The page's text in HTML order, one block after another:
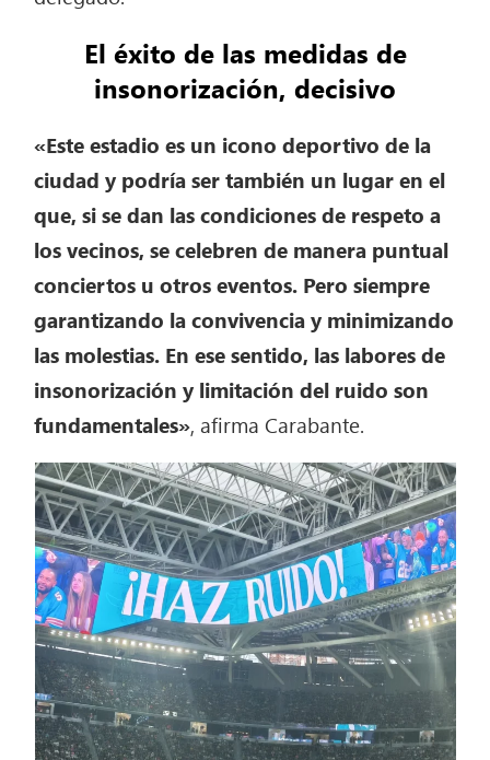
El éxito de las medidas de
insonorización, decisivo
«Este estadio es un icono deportivo de la
ciudad y podría ser también un lugar en el
que, si se dan las condiciones de respeto a
los vecinos, se celebren de manera puntual
conciertos u otros eventos. Pero siempre
garantizando la convivencia y minimizando
las molestias. En ese sentido, las labores de
insonorización y limitación del ruido son
fundamentales», afirma Carabante.